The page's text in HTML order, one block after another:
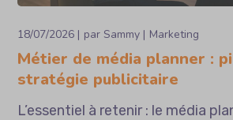
18/07/2026 parSammy Marketing
Métier de média planner :
stratégie publicitaire
L’essentiel à retenir : le média